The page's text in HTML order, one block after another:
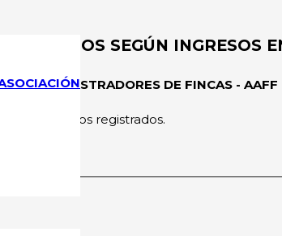
SEGÚN INGRESOS
DE ADMINISTRADORES DE FINCAS - AAFF
los usuarios registrados.